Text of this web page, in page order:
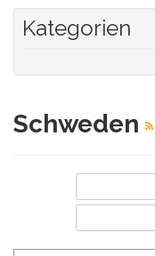
Kategorien
Schweden